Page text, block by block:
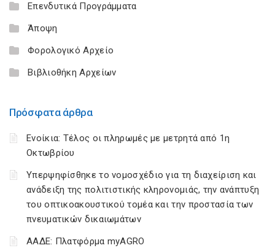
Επενδυτικά Προγράμματα
Άποψη
Φορολογικό Αρχείο
Βιβλιοθήκη Αρχείων
Πρόσφατα άρθρα
Ενοίκια: Τέλος οι πληρωμές με μετρητά από 1η
Οκτωβρίου
Υπερψηφίσθηκε το νομοσχέδιο για τη διαχείριση και
ανάδειξη της πολιτιστικής κληρονομιάς, την ανάπτυξη
του οπτικοακουστικού τομέα και την προστασία των
πνευματικών δικαιωμάτων
ΑΑΔΕ: Πλατφόρμα myAGRO